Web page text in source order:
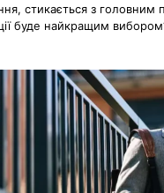
стикається з головним
буде найкращим